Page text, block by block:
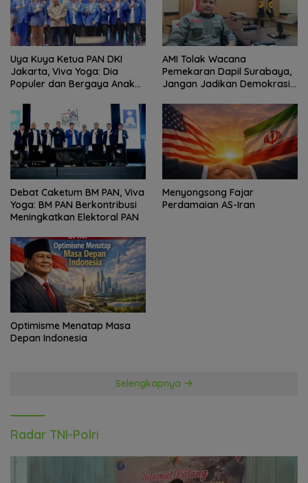
Uya Kuya Ketua PAN DKI
Jakarta, Viva Yoga: Dia
Populer dan Bergaya Anak
AMI Tolak Wacana
Pemekaran Dapil Surabaya,
Jangan Jadikan Demokrasi
Politik
Debat Caketum BM PAN, Viva
Yoga: BM PAN Berkontribusi
Meningkatkan Elektoral PAN
Menyongsong Fajar
Perdamaian AS-Iran
Optimisme Menatap Masa
Depan Indonesia
Selengkapnya
Radar TNI-Polri